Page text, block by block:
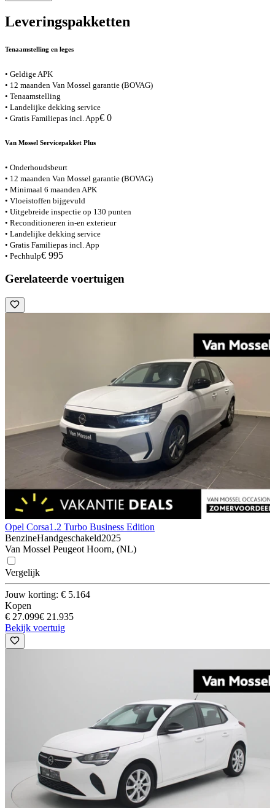
Leveringspakketten
Tenaamstelling en leges
• Geldige APK
• 12 maanden Van Mossel garantie (BOVAG)
• Tenaamstelling
• Landelijke dekking service
• Gratis Familiepas incl. App€ 0
Van Mossel Servicepakket Plus
• Onderhoudsbeurt
• 12 maanden Van Mossel garantie (BOVAG)
• Minimaal 6 maanden APK
• Vloeistoffen bijgevuld
• Uitgebreide inspectie op 130 punten
• Reconditioneren in-en exterieur
• Landelijke dekking service
• Gratis Familiepas incl. App
• Pechhulp€ 995
Gerelateerde voertuigen
Opel Corsa1.2 Turbo Business Edition
BenzineHandgeschakeld2025
Van Mossel Peugeot Hoorn, (NL)
Vergelijk
Jouw korting: € 5.164
Kopen
€ 27.099€ 21.935
Bekijk voertuig